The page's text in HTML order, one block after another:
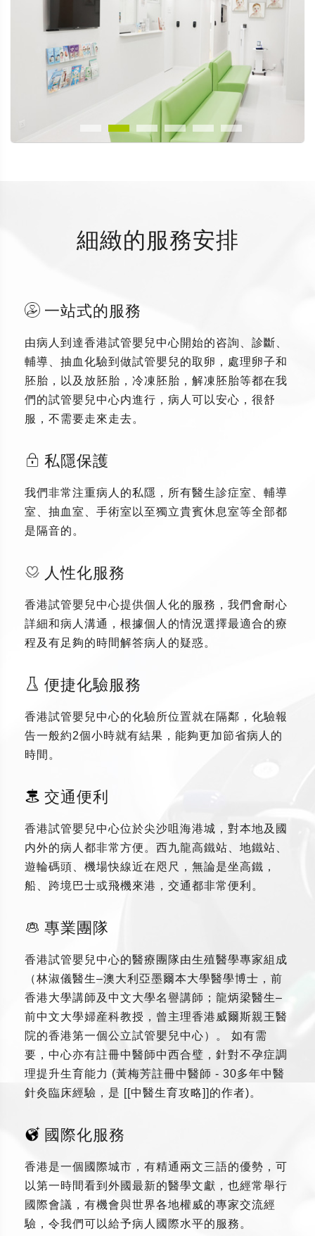
細緻的服務安排
一站式的服務
由病人到達香港試管嬰兒中心開始的咨詢、診斷、
輔導、抽血化驗到做試管嬰兒的取卵，處理卵子和
胚胎，以及放胚胎，冷凍胚胎，解凍胚胎等都在我
們的試管嬰兒中心内進行，病人可以安心，很舒
服，不需要走來走去。
私隱保護
我們非常注重病人的私隱，所有醫生診症室、輔導
室、抽血室、手術室以至獨立貴賓休息室等全部都
是隔音的。
人性化服務
香港試管嬰兒中心提供個人化的服務，我們會耐心
詳細和病人溝通，根據個人的情況選擇最適合的療
程及有足夠的時間解答病人的疑惑。
便捷化驗服務
香港試管嬰兒中心的化驗所位置就在隔鄰，化驗報
告一般約2個小時就有結果，能夠更加節省病人的
時間。
交通便利
香港試管嬰兒中心位於尖沙咀海港城，對本地及國
内外的病人都非常方便。西九龍高鐵站、地鐵站、
遊輪碼頭、機場快線近在咫尺，無論是坐高鐵，
船、跨境巴士或飛機來港，交通都非常便利。
專業團隊
香港試管嬰兒中心的醫療團隊由生殖醫學專家組成
（林淑儀醫生–澳大利亞墨爾本大學醫學博士，前
香港大學講師及中文大學名譽講師；龍炳梁醫生–
前中文大學婦産科教授，曾主理香港威爾斯親王醫
院的香港第一個公立試管嬰兒中心）。 如有需
要，中心亦有註冊中醫師中西合璧，針對不孕症調
理提升生育能力 (黃梅芳註冊中醫師 - 30多年中醫
針灸臨床經驗，是 [[中醫生育攻略]]的作者)。
國際化服務
香港是一個國際城市，有精通兩文三語的優勢，可
以第一時間看到外國最新的醫學文獻，也經常舉行
國際會議，有機會與世界各地權威的專家交流經
驗，令我們可以給予病人國際水平的服務。